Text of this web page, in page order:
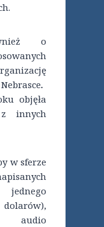
o
.
objęła
innych
w sferze